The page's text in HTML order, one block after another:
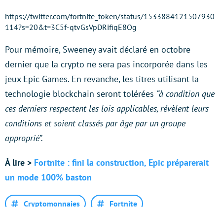
https://twitter.com/fortnite_token/status/1533884121507930
114?s=20&t=3C5f-qtvGsVpDRifiqE8Og
Pour mémoire, Sweeney avait déclaré en octobre
dernier que la crypto ne sera pas incorporée dans les
jeux Epic Games. En revanche, les titres utilisant la
technologie blockchain seront tolérées “à condition que
ces derniers respectent les lois applicables, révèlent leurs
conditions et soient classés par âge par un groupe
approprié”.
À lire > Fortnite : fini la construction, Epic préparerait
un mode 100% baston
Cryptomonnaies Fortnite